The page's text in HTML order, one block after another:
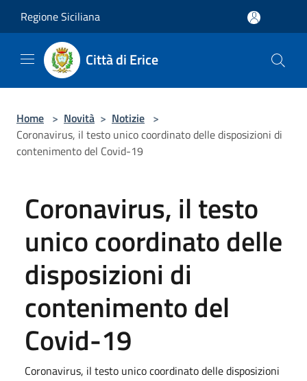
Regione Siciliana
Città di Erice
Home > Novità > Notizie >
Coronavirus, il testo unico coordinato delle disposizioni di
contenimento del Covid-19
Coronavirus, il testo
unico coordinato delle
disposizioni di
contenimento del
Covid-19
Coronavirus, il testo unico coordinato delle disposizioni